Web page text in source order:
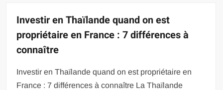
Investir en Thaïlande quand on est
propriétaire en France : 7 différences à
connaître
Investir en Thaïlande quand on est propriétaire en
France : 7 différences à connaître La Thaïlande